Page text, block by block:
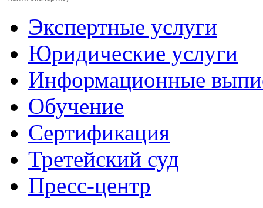
Экспертные услуги
Юридические услуги
Информационные
Обучение
Сертификация
Третейский суд
Пресс-центр